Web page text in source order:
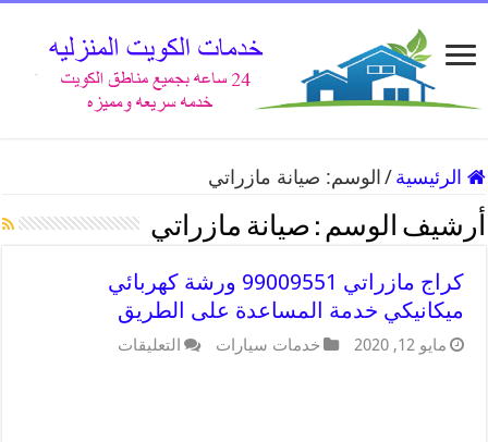
الرئيسية / الوسم: صيانة مازراتي
أرشيف الوسم : صيانة مازراتي
كراج مازراتي 99009551 ورشة كهربائي
ميكانيكي خدمة المساعدة على الطريق
مايو 12, 2020 خدمات سيارات التعليقات